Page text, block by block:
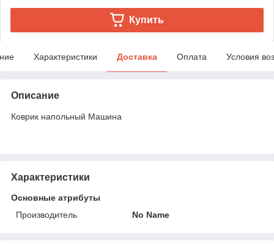
Купить
Характеристики Доставка Оплата Условия
Описание
Коврик напольный Машина
Характеристики
Основные атрибуты
Производитель
No Name